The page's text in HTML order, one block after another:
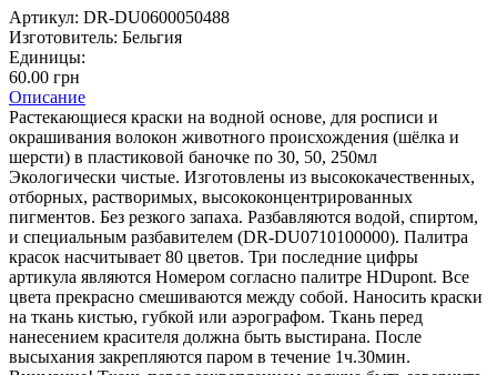
Артикул: DR-DU0600050488
Изготовитель: Бельгия
Единицы:
60.00 грн
Описание
Растекающиеся краски на водной основе, для росписи и
окрашивания волокон животного происхождения (шёлка и
шерсти) в пластиковой баночке по 30, 50, 250мл
Экологически чистые. Изготовлены из высококачественных,
отборных, растворимых, высококонцентрированных
пигментов. Без резкого запаха. Разбавляются водой, спиртом,
и специальным разбавителем (DR-DU0710100000). Палитра
красок насчитывает 80 цветов. Три последние цифры
артикула являются Номером согласно палитре HDupont. Все
цвета прекрасно смешиваются между собой. Наносить краски
на ткань кистью, губкой или аэрографом. Ткань перед
нанесением красителя должна быть выстирана. После
высыхания закрепляются паром в течение 1ч.30мин.